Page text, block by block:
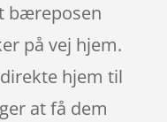
bæreposen
på vej hjem.
hjem til
at få dem